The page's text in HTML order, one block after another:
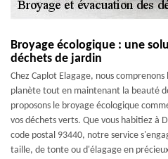
Broyage écologique : une
déchets de jardin
Chez Caplot Elagage, nous
planète tout en maintenant la beauté
proposons le broyage écologique
vos déchets verts. Que vous habitiez à
code postal 93440, notre service
taille, de tonte ou d'élagage en